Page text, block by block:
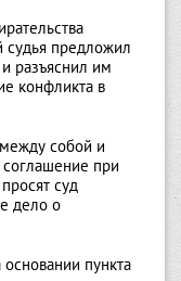
судья предложил
разъяснил им
конфликта в
собой и
при
суд
дело о
пункта